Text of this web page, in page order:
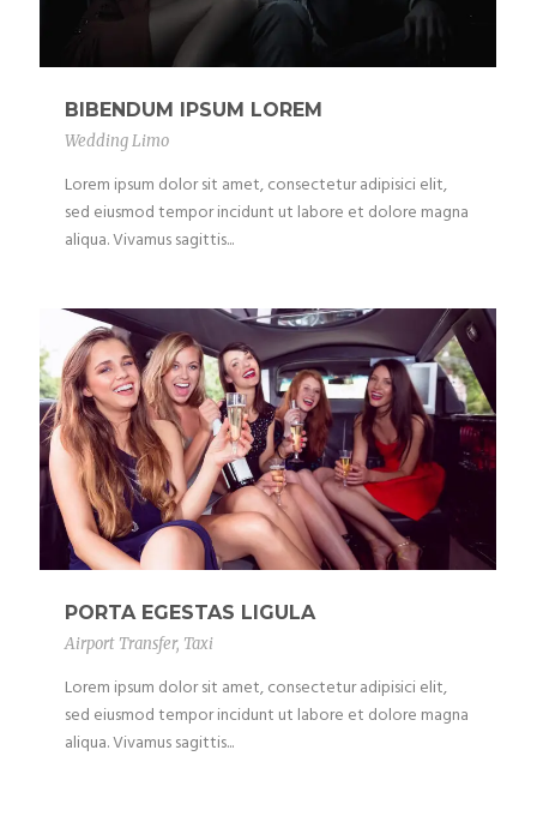
BIBENDUM IPSUM LOREM
Wedding Limo
Lorem ipsum dolor sit amet, consectetur adipisici elit,
sed eiusmod tempor incidunt ut labore et dolore magna
aliqua. Vivamus sagittis...
PORTA EGESTAS LIGULA
Airport Transfer, Taxi
Lorem ipsum dolor sit amet, consectetur adipisici elit,
sed eiusmod tempor incidunt ut labore et dolore magna
aliqua. Vivamus sagittis...